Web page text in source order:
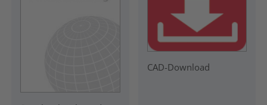
CAD-Download